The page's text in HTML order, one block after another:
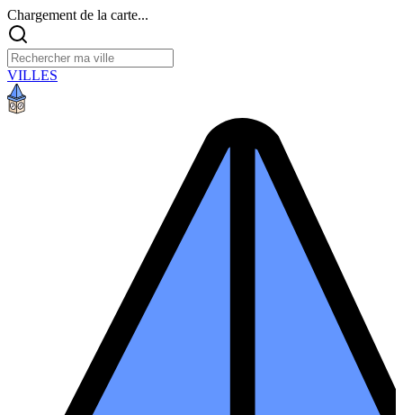
Chargement de la carte...
VILLES